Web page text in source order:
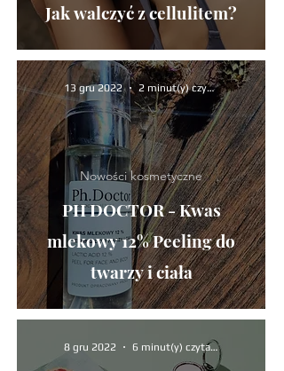
Jak walczyć z cellulitem?
PH DOCTOR - Kwas
mlekowy 12% Peeling do
twarzy i ciała
Nowości kosmetyczne
13 gru 2022 2 minut(y) czytania
8 gru 2022 6 minut(y) czytania